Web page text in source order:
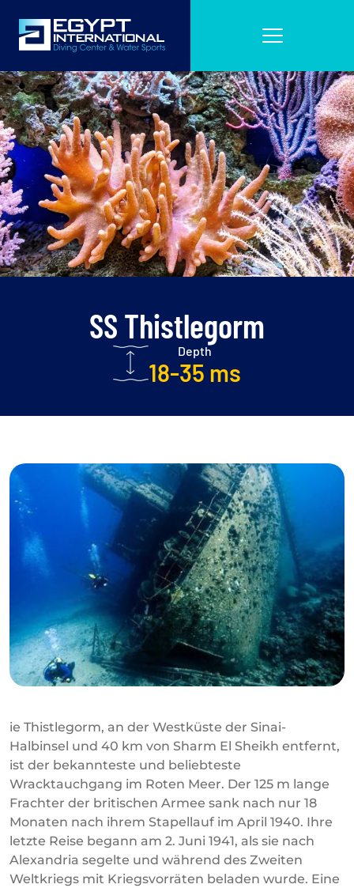
SS Thistlegorm
Depth
18-35 ms
ie Thistlegorm, an der Westküste der Sinai-
Halbinsel und 40 km von Sharm El Sheikh entfernt,
ist der bekannteste und beliebteste
Wracktauchgang im Roten Meer. Der 125 m lange
Frachter der britischen Armee sank nach nur 18
Monaten nach ihrem Stapellauf im April 1940. Ihre
letzte Reise begann am 2. Juni 1941, als sie nach
Alexandria segelte und während des Zweiten
Weltkriegs mit Kriegsvorräten beladen wurde. Eine